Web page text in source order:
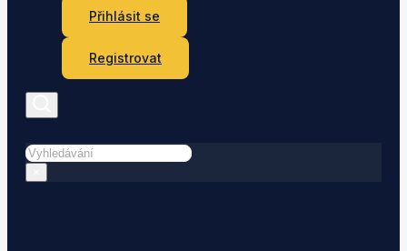
Přihlásit se
Registrovat
Hledat